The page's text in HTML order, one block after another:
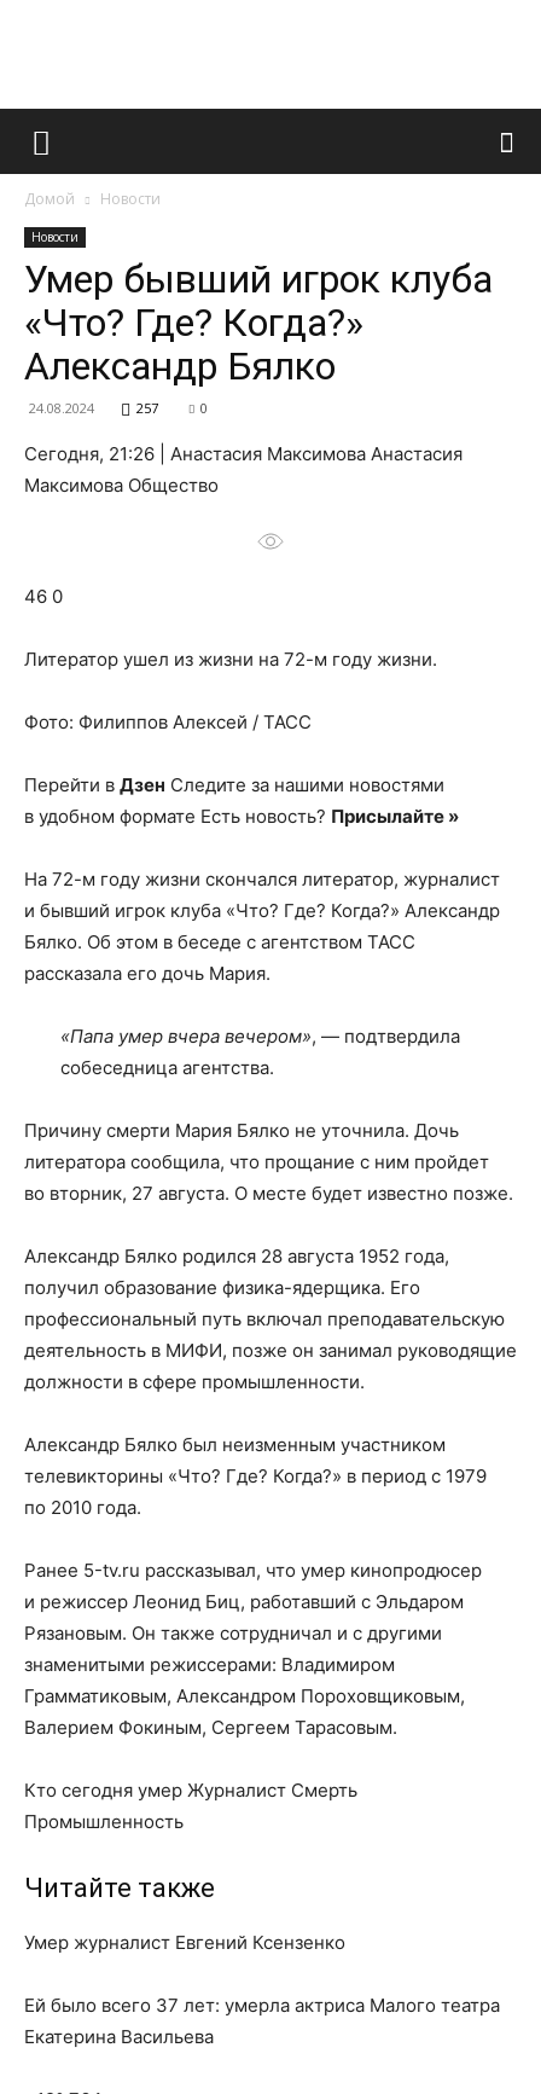
Французский
и
о
нем
Домой Новости
Новости
Умер бывший игрок клуба
«Что? Где? Когда?»
Александр Бялко
24.08.2024 257 0
Сегодня, 21:26 | Анастасия Максимова Анастасия
Максимова Общество
46 0
Литератор ушел из жизни на 72-м году жизни.
Фото: Филиппов Алексей / ТАСС
Перейти в Дзен Следите за нашими новостями
в удобном формате Есть новость? Присылайте »
На 72-м году жизни скончался литератор, журналист
и бывший игрок клуба «Что? Где? Когда?» Александр
Бялко. Об этом в беседе с агентством ТАСС
рассказала его дочь Мария.
«Папа умер вчера вечером», — подтвердила
собеседница агентства.
Причину смерти Мария Бялко не уточнила. Дочь
литератора сообщила, что прощание с ним пройдет
во вторник, 27 августа. О месте будет известно позже.
Александр Бялко родился 28 августа 1952 года,
получил образование физика-ядерщика. Его
профессиональный путь включал преподавательскую
деятельность в МИФИ, позже он занимал руководящие
должности в сфере промышленности.
Александр Бялко был неизменным участником
телевикторины «Что? Где? Когда?» в период с 1979
по 2010 года.
Ранее 5-tv.ru рассказывал, что умер кинопродюсер
и режиссер Леонид Биц, работавший с Эльдаром
Рязановым. Он также сотрудничал и с другими
знаменитыми режиссерами: Владимиром
Грамматиковым, Александром Пороховщиковым,
Валерием Фокиным, Сергеем Тарасовым.
Кто сегодня умер Журналист Смерть
Промышленность
Читайте также
Умер журналист Евгений Ксензенко
Ей было всего 37 лет: умерла актриса Малого театра
Екатерина Васильева